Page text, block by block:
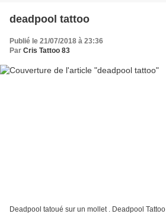
deadpool tattoo
Publié le 21/07/2018 à 23:36
Par Cris Tattoo 83
Deadpool tatoué sur un mollet . Deadpool Tattoo